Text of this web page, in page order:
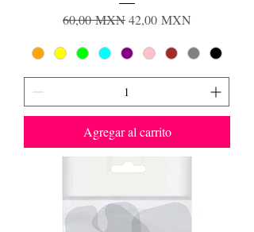
Precio
60,00 MXNPrecio de oferta
42,00 MXN
Agregar al carrito